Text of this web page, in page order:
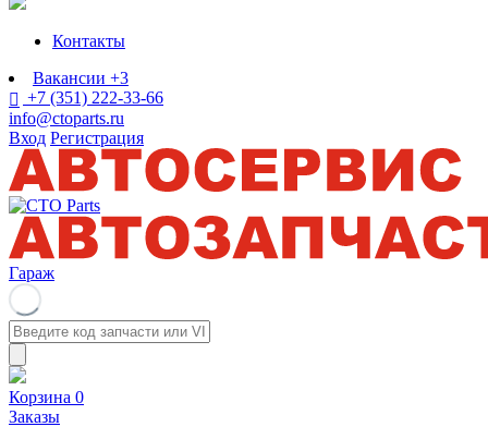
Контакты
Вакансии +3
+7 (351) 222-33-66
info@ctoparts.ru
Вход Регистрация
Гараж
Корзина 0
Заказы